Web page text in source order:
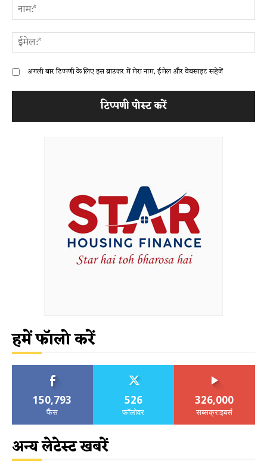
अगली बार टिप्पणी के लिए इस ब्राउज़र में मेरा नाम, ईमेल और वेबसाइट सहेजें
हमें फॉलो करें
150,793
फैंस
526
फॉलोवर
326,000
सब्सक्राइबर्स
अन्य लेटेस्ट खबरें